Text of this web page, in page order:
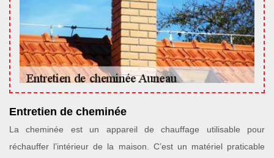
Entretien de cheminée
La cheminée est un appareil de chauffage utilisable pour
réchauffer l’intérieur de la maison. C’est un matériel praticable